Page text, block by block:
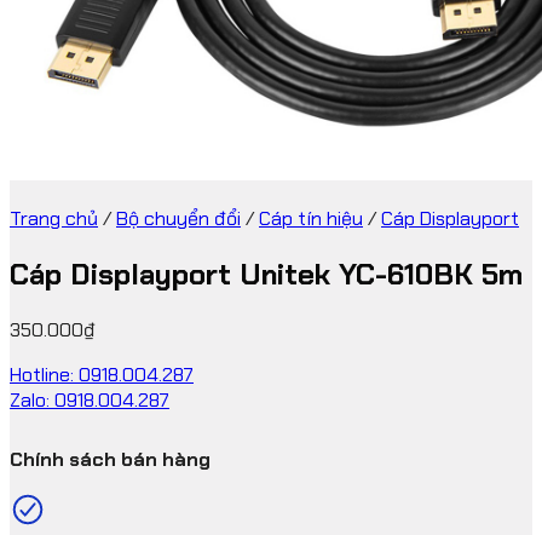
Trang chủ /Bộ chuyển đổi /Cáp tín hiệu /Cáp Displayport
Cáp Displayport Unitek YC-610BK 5m
350.000₫
Hotline: 0918.004.287
Zalo: 0918.004.287
Chính sách bán hàng